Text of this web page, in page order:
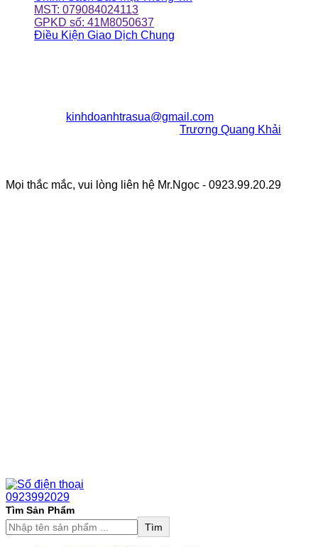
MST: 079084024113
GPKD số: 41M8050637
Điều Kiện Giao Dịch Chung
kinhdoanhtrasua@gmail.com
Trương Quang Khải
Mọi thắc mắc, vui lòng liên hệ Mr.Ngọc - 0923.99.20.29
0923992029
Tìm Sản Phẩm
Tìm